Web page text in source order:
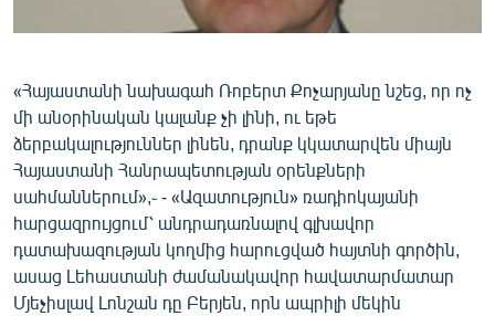
ԱՐԽԻՎ
ՏԵՍԱՆՅՈՒԹԵՐ
ԲԱՆԱՎԵՃ
ՁԳՏԵԼՈՎ ԼԱՎԱԳՈՒՅՆԻՆ
ՓՈԴՔԱՍԹ
Հայերեն
«Հայաստանի նախագահ Ռոբերտ Քոչարյանը նշեց, որ ոչ
մի անօրինական կալանք չի լինի, ու եթե
ձերբակալություններ լինեն, դրանք կկատարվեն միայն
Հայաստանի Հանրապետության օրենքների
սահմաններում»,֊ - «Ազատություն» ռադիոկայանի
հարցազրույցում՝ անդրադառնալով գլխավոր
դատախազության կողմից հարուցված հայտնի գործին,
ասաց Լեհաստանի ժամանակավոր հավատարմատար
Մյեչիսլավ Լոնշան դը Բերյեն, որն ապրիլի մեկին